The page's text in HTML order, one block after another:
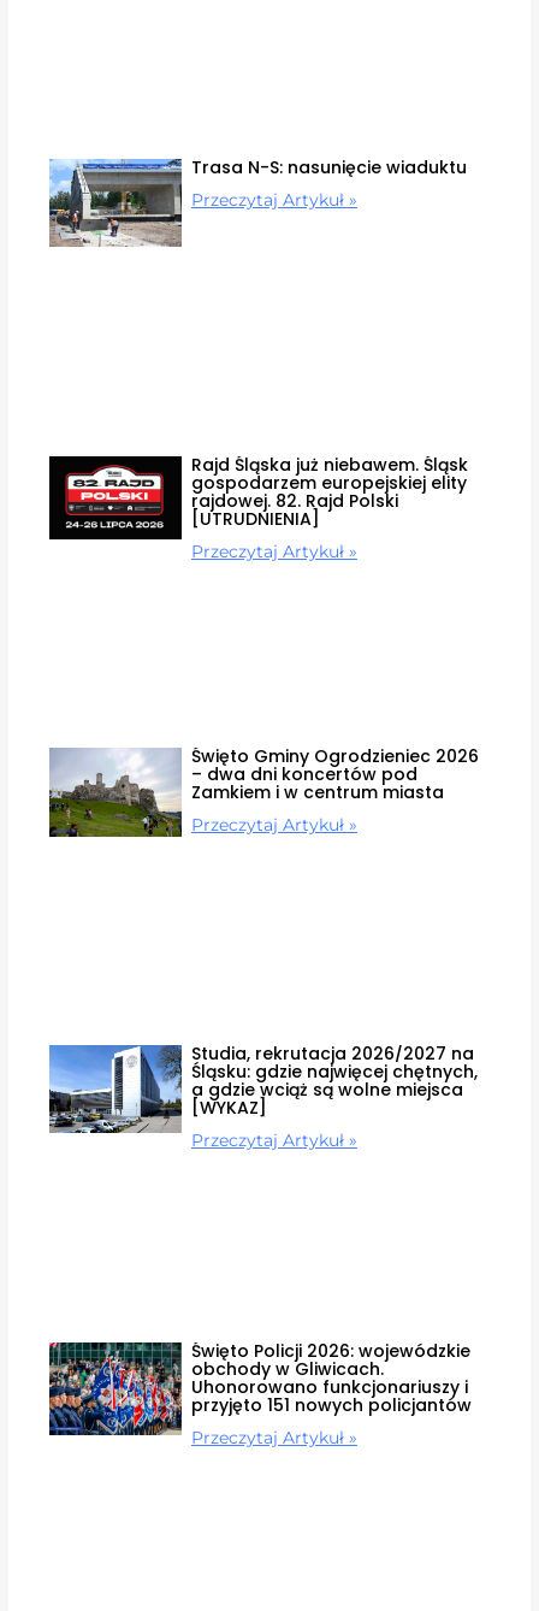
Trasa N-S: nasunięcie wiaduktu
Przeczytaj Artykuł »
Rajd Śląska już niebawem. Śląsk
gospodarzem europejskiej elity
rajdowej. 82. Rajd Polski
[UTRUDNIENIA]
Przeczytaj Artykuł »
Święto Gminy Ogrodzieniec 2026
– dwa dni koncertów pod
Zamkiem i w centrum miasta
Przeczytaj Artykuł »
Studia, rekrutacja 2026/2027 na
Śląsku: gdzie najwięcej chętnych,
a gdzie wciąż są wolne miejsca
[WYKAZ]
Przeczytaj Artykuł »
Święto Policji 2026: wojewódzkie
obchody w Gliwicach.
Uhonorowano funkcjonariuszy i
przyjęto 151 nowych policjantów
Przeczytaj Artykuł »